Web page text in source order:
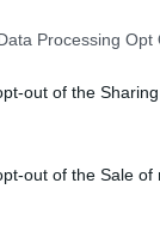
Processing Opt
out of the
out of the Sale of